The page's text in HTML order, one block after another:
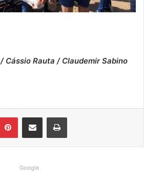
/ Cássio Rauta / Claudemir Sabino
Google